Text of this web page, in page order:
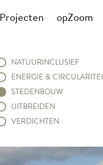
Projecten opZoom
NATUURINCLUSIEF
ENERGIE &
STEDENBOUW
UITBREIDEN
VERDICHTEN